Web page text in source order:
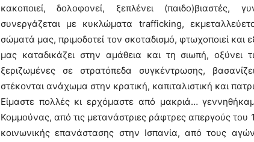
κακοποιεί, δολοφονεί, ξεπλένει (παιδο)βιαστές,
συνεργάζεται με κυκλώματα trafficking,
σώματά μας, πριμοδοτεί τον σκοταδισμό, φτωχοποιεί και
μας καταδικάζει στην αμάθεια και τη σιωπή, οξύνει
ξεριζωμένες σε στρατόπεδα συγκέντρωσης,
στέκονται ανάχωμα στην κρατική, καπιταλιστική και
Είμαστε πολλές κι ερχόμαστε από μακριά…
Κομμούνας, από τις µετανάστριες ράφτρες απεργούς
κοινωνικής επανάστασης στην Ισπανία, από τους